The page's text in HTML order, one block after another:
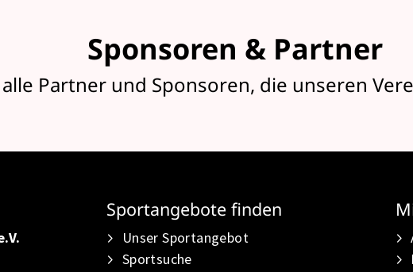
Sponsoren & Partner
Partner und Sponsoren, die unseren
Sportangebote finden
Unser Sportangebot
Sportsuche